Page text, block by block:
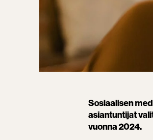
Sosiaalisen
asiantuntijat
vuonna 2024.